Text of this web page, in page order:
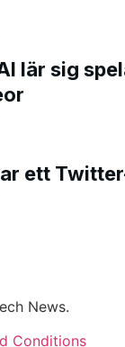
lär sig
ett
News.
Conditions